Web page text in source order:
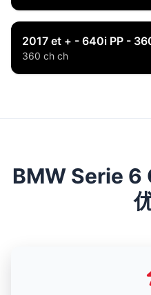
2017 et + - 640i PP -
360 ch ch
BMW Serie 6